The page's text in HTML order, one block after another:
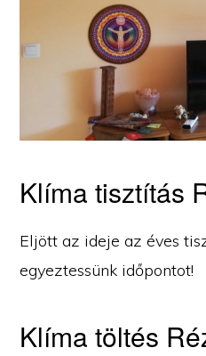
Klíma tisztítás
Eljött az ideje az éves
egyeztessünk időpontot!
Klíma töltés